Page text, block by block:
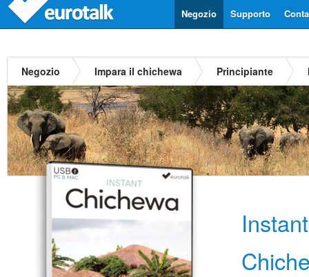
Supporto
Negozio
Negozio Impara il chichewa Principiante